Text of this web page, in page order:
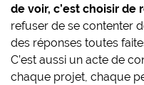
de voir, c’est choisir de
refuser de se contenter
des réponses toutes
C’est aussi un acte de
chaque projet, chaque